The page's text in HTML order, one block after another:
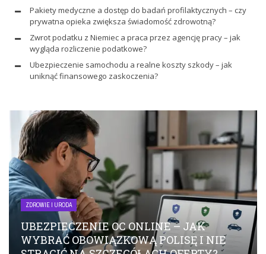
Pakiety medyczne a dostęp do badań profilaktycznych – czy
prywatna opieka zwiększa świadomość zdrowotną?
Zwrot podatku z Niemiec a praca przez agencję pracy – jak
wygląda rozliczenie podatkowe?
Ubezpieczenie samochodu a realne koszty szkody – jak
uniknąć finansowego zaskoczenia?
ZDROWIE I URODA
UBEZPIECZENIE OC ONLINE – JAK
WYBRAĆ OBOWIĄZKOWĄ POLISĘ I NIE